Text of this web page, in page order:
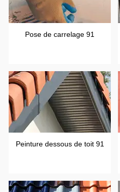
Pose de carrelage 91
Peinture dessous de toit 91